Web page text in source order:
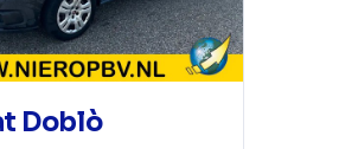
Doblò